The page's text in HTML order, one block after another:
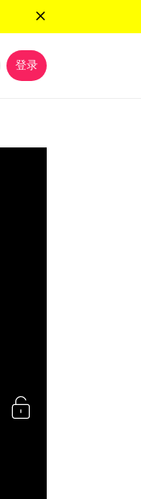
登录